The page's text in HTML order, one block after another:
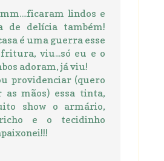
lindos e
de delícia também!
é uma guerra esse
viu...só eu e o
adoram, já viu!
providenciar (quero
as mãos) essa tinta,
show o armário,
e o tecidinho